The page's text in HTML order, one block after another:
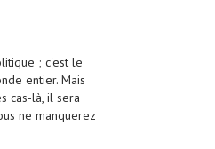
; c'est le
entier. Mais
cas-là, il sera
ne manquerez